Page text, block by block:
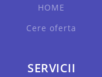
HOME
Cere oferta
SERVICII